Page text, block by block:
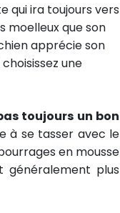
qui ira toujours vers
moelleux que son
apprécie son
une
toujours un bon
à se tasser avec le
en mousse
généralement plus